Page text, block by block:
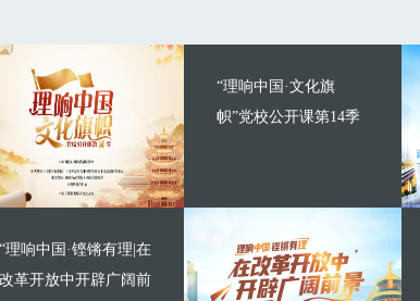
“理响中国·文化旗
帜”党校公开课第14季
“理响中国·铿锵有理|在
改革开放中开辟广阔前